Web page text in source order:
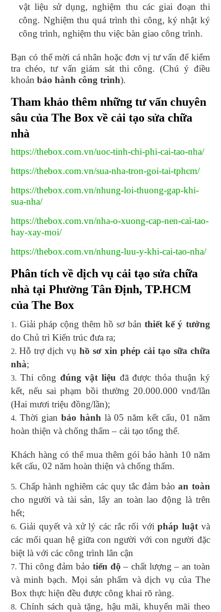
vật liệu sử dụng, nghiệm thu các giai đoạn thi
công. Nghiệm thu quá trình thi công, ký nhật ký
công trình, nghiệm thu việc bàn giao công trình.
Bạn có thể mời cá nhân hoặc đơn vị tư vấn để kiểm
tra chéo, tư vấn giám sát thi công. (Chú ý điều
khoảnbảo hành công trình).
Tham khảo thêm những tư vấn chuyên
sâu của The Box về cải tạo sửa chữa
nhà
https://thebox.com.vn/uoc-tinh-chi-phi-cai-tao-nha/
https://thebox.com.vn/sua-nha-tron-goi-tai-tphcm/
https://thebox.com.vn/nhung-loi-thuong-gap-khi-
sua-nha/
https://thebox.com.vn/nha-o-xuong-cap-nen-cai-tao-
hay-xay-moi/
https://thebox.com.vn/nhung-luu-y-khi-cai-tao-nha/
Phân tích về dịch vụ cải tạo sửa chữa
nhà tại Phường Tân Định, TP.HCM
của The Box
Giải pháp cộng thêm hồ sơ bảnthiết kế ý tưởng
do Chủ trì Kiến trúc đưa ra;
Hỗ trợ dịch vụhồ sơ xin phép cải tạo sữa chữa
nhà;
Thi công đúng vật liệu đã được thỏa thuận ký
kết, nếu sai phạm bồi thường 20.000.000 vnđ/lần
(Hai mươi triệu đồng/lần);
Thời gian bảo hành là 05 năm kết cấu, 01 năm
hoàn thiện và chống thấm – cải tạo tổng thể.
Khách hàng có thể mua thêm gói bảo hành 10 năm
kết cấu, 02 năm hoàn thiện và chống thấm.
Chấp hành nghiêm các quy tắc đảm bảoan toàn
cho người và tài sản, lấy an toàn lao động là trên
hết;
Giải quyết và xử lý các rắc rối vớipháp luật và
các mối quan hệ giữa con người với con người đặc
biệt là với các công trình lân cận
Thi công đảm bảo tiến độ – chất lượng – an toàn
và minh bạch. Mọi sản phẩm và dịch vụ của The
Box thực hiện đều được công khai rõ ràng.
Chính sách quà tặng, hậu mãi, khuyến mãi theo